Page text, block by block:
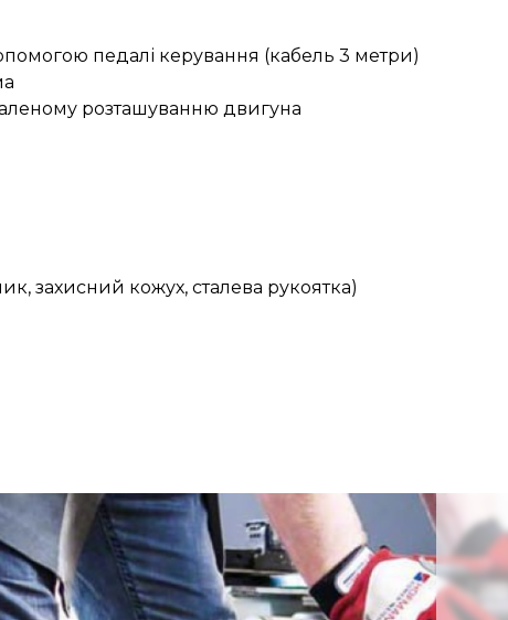
педалі керування (кабель 3 метри)
розташуванню двигуна
захисний кожух, сталева рукоятка)